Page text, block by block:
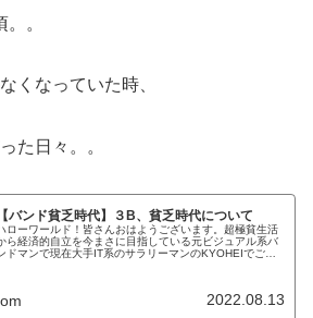
。
くなっていた時、
た日々。。
【バンド貧乏時代】３B、貧乏時代について
ローワールド！皆さんおはようございます。超極貧生活
ら経済的自立を今まさに目指している元ビジュアル系バ
ドマンで現在大手IT系のサラリーマンのKYOHEIでござ
2022.08.13